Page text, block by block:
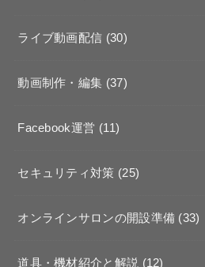
ライブ動画配信 (30)
動画制作・編集 (37)
Facebook運営 (11)
セキュリティ対策 (25)
オンラインサロンの開設準備 (33)
道具・機材紹介と解説 (12)